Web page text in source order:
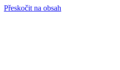
Přeskočit na obsah